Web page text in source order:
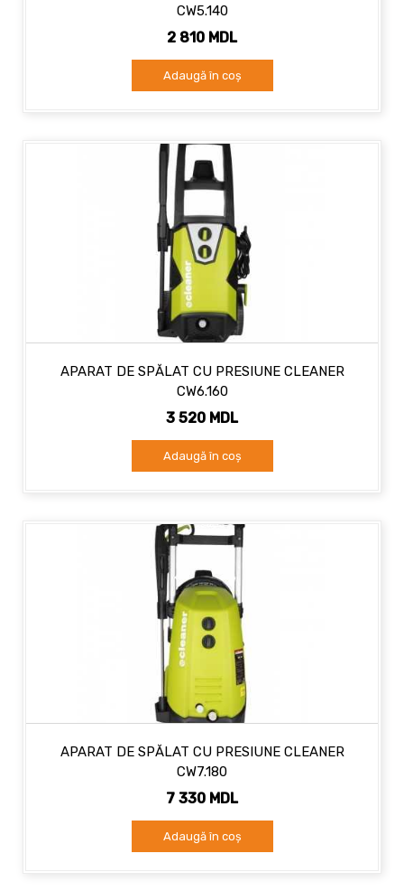
CW5.140
2 810 MDL
Adaugă în coș
APARAT DE SPĂLAT CU PRESIUNE CLEANER
CW6.160
3 520 MDL
Adaugă în coș
APARAT DE SPĂLAT CU PRESIUNE CLEANER
CW7.180
7 330 MDL
Adaugă în coș